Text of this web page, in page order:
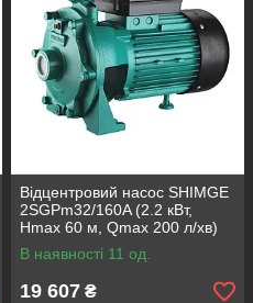
Відцентровий насос SHIMGE
2SGPm32/160A (2.2 кВт,
Нmax 60 м, Qmax 200 л/хв)
В наявності 11 од.
19 607 ₴